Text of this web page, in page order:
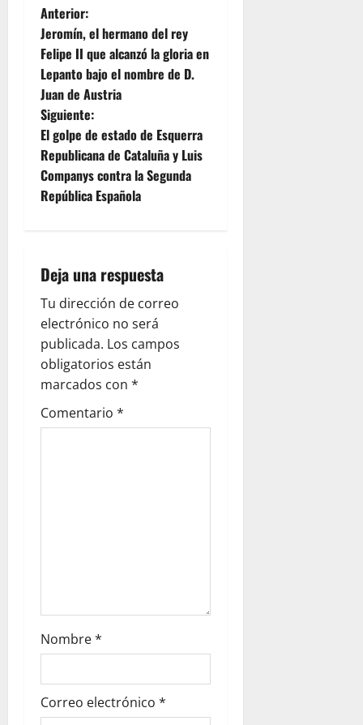
N
a
v
e
g
a
i
ó
n
d
e
e
a
s
Anterior:
Jeromín, el hermano del rey
Felipe II que alcanzó la gloria en
Lepanto bajo el nombre de D.
Juan de Austria
Siguiente:
El golpe de estado de Esquerra
Republicana de Cataluña y Luis
Companys contra la Segunda
República Española
Deja una respuesta
Tu dirección de correo
electrónico no será
publicada. Los campos
obligatorios están
marcados con *
Comentario *
Nombre*
Correo electrónico *